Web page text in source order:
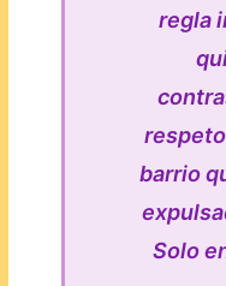
regla
barrio
Solo